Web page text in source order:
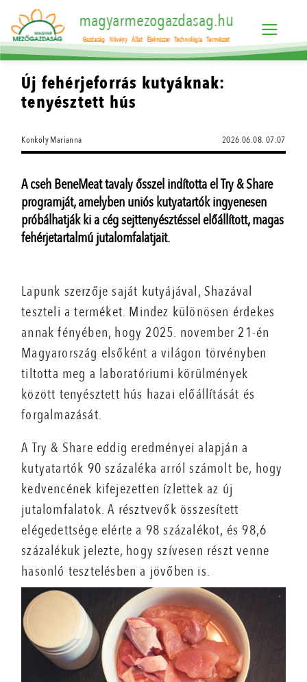
magyarmezogazdasag.hu
Gazdaság Növény Állat Élelmiszer Technológia Természet
Új fehérjeforrás kutyáknak:
tenyésztett hús
Konkoly Marianna 2026.06.08. 07:07
A cseh BeneMeat tavaly ősszel indította el Try & Share
programját, amelyben uniós kutyatartók ingyenesen
próbálhatják ki a cég sejttenyésztéssel előállított, magas
fehérjetartalmú jutalomfalatjait.
Lapunk szerzője saját kutyájával, Shazával
teszteli a terméket. Mindez különösen érdekes
annak fényében, hogy 2025. november 21-én
Magyarország elsőként a világon törvényben
tiltotta meg a laboratóriumi körülmények
között tenyésztett hús hazai előállítását és
forgalmazását.
A Try & Share eddig eredményei alapján a
kutyatartók 90 százaléka arról számolt be, hogy
kedvencének kifejezetten ízlettek az új
jutalomfalatok. A résztvevők összesített
elégedettsége elérte a 98 százalékot, és 98,6
százalékuk jelezte, hogy szívesen részt venne
hasonló tesztelésben a jövőben is.